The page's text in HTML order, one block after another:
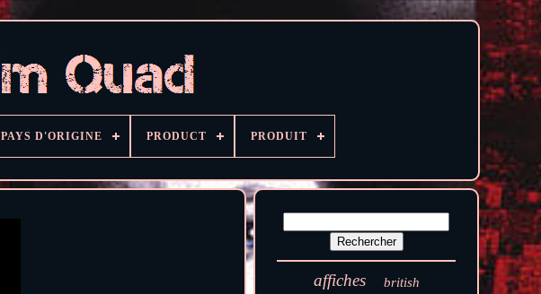
PAYS D'ORIGINE PRODUCT PRODUIT
affiches british